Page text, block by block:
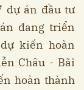
dự án đầu tư
đang triển
kiến hoàn
Châu - Bãi
hoàn thành